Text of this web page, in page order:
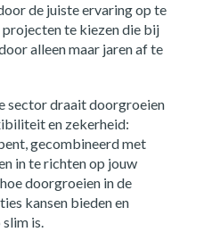
de juiste ervaring op te
te kiezen die bij
alleen maar jaren af te
sector draait doorgroeien
en zekerheid:
gecombineerd met
in te richten op jouw
doorgroeien in de
kansen bieden en
is.